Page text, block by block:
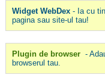
Widget WebDex- Ia cu
pagina sau site-ul tau!
Plugin de browser -
browserul tau.